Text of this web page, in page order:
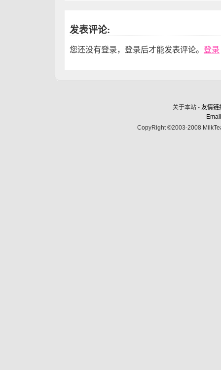
发表评论:
您还没有登录，登录后才能发表评论。 登录
关于本站 - 友情链
CopyRight ©2003-2008